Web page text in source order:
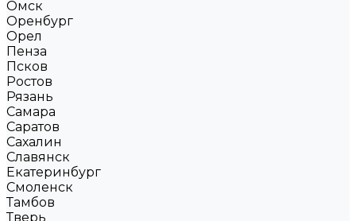
Омск
Оренбург
Орел
Пенза
Псков
Ростов
Рязань
Самара
Саратов
Сахалин
Славянск
Екатеринбург
Смоленск
Тамбов
Тверь